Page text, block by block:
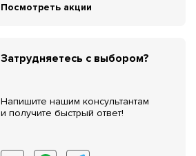
Посмотреть акции
Затрудняетесь с выбором?
Напишите нашим консультантам
и получите быстрый ответ!